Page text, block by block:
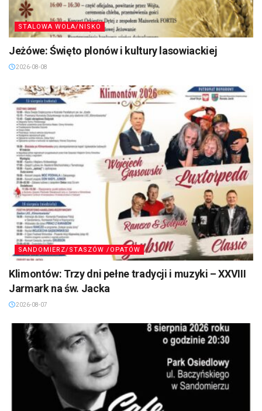
STALOWA WOLA/NISKO
Jeżówe: Święto plonów i kultury lasowiackiej
2026-08-08
SANDOMIERZ/STASZÓW /OPATÓW
Klimontów: Trzy dni pełne tradycji i muzyki – XXVIII
Jarmark na św. Jacka
2026-08-07